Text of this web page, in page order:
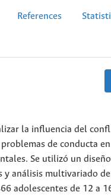
References
la influencia del
de conducta
Se utilizó un
y análisis multivariado
adolescentes de 12 a